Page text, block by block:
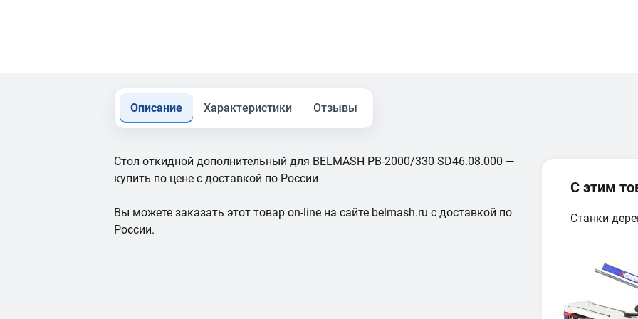
Описание Характеристики Отзывы
Стол откидной дополнительный для BELMASH PB-2000/330 SD46.08.000 —
купить по цене с доставкой по России
Вы можете заказать этот товар on-line на сайте belmash.ru с доставкой по
России.
С этим
Станки